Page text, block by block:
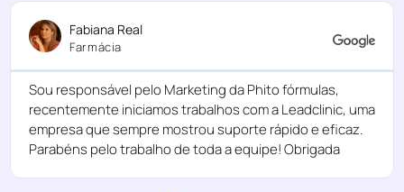
Fabiana Real
Farmácia
Sou responsável pelo Marketing da Phito fórmulas,
recentemente iniciamos trabalhos com a Leadclinic, uma
empresa que sempre mostrou suporte rápido e eficaz.
Parabéns pelo trabalho de toda a equipe! Obrigada